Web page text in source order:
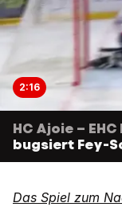
2:16
HC Ajoie –
bugsiert Fey-
Das Spiel zum